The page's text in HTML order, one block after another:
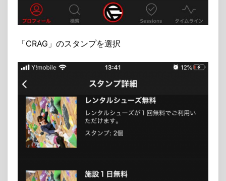
「CRAG」のスタンプを選択